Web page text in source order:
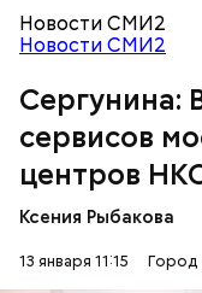
Новости СМИ2
Новости СМИ2
Сергунина:
сервисов
центров
Ксения Рыбакова
13 января 11:15 Город
Столичные
помогают детям,
ограниченными
подопечныхони
пристройства